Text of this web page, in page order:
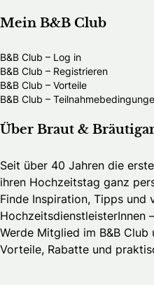
Mein B&B Club
B&B Club – Log in
B&B Club – Registrieren
B&B Club – Vorteile
B&B Club –
Über Braut &
Seit über 40 Jahren die
ihren Hochzeitstag ganz
Finde Inspiration, Tipps und
HochzeitsdienstleisterInnen
Werde Mitglied im B&B
Vorteile, Rabatte und